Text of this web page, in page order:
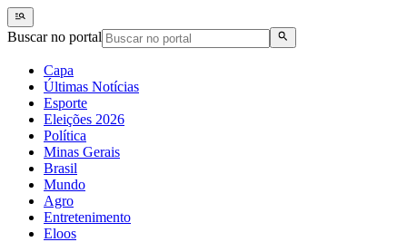
Buscar no portal
Capa
Últimas Notícias
Esporte
Eleições 2026
Política
Minas Gerais
Brasil
Mundo
Agro
Entretenimento
Eloos